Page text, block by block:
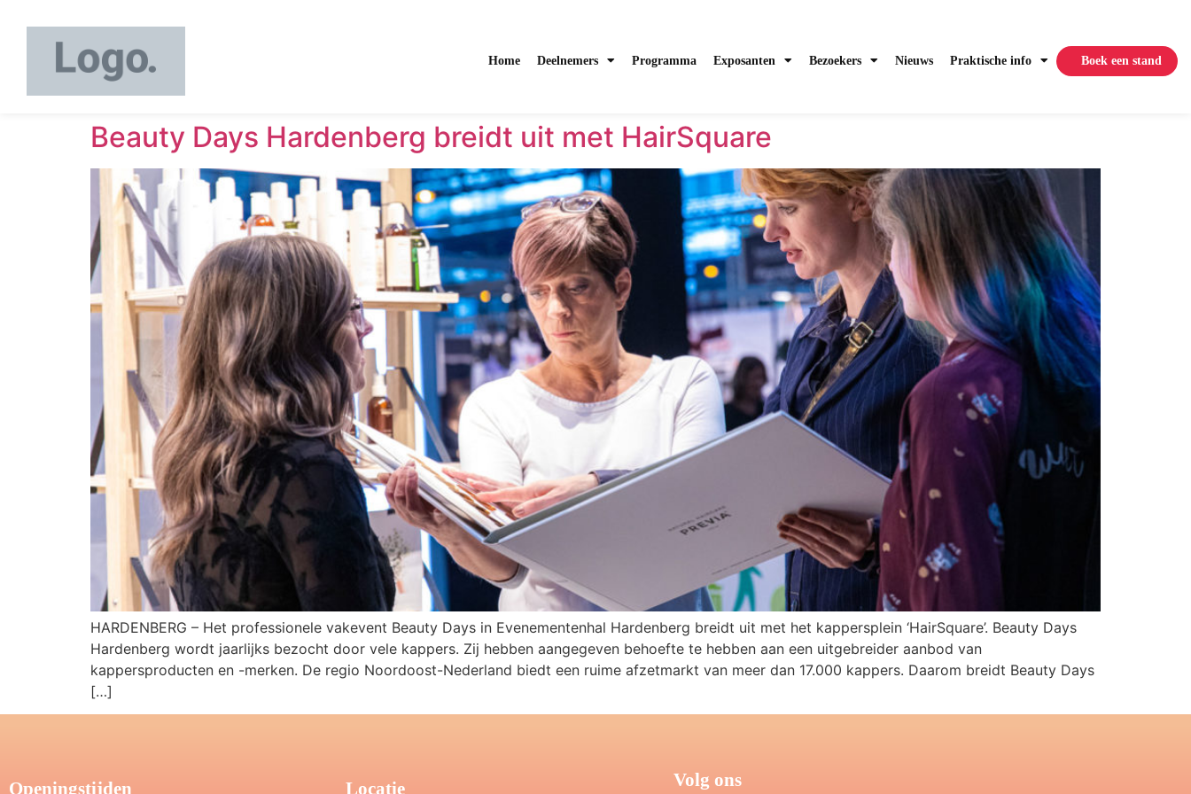
Home Deelnemers Programma Exposanten Bezoekers Nieuws Praktische info Boek een stand
Beauty Days Hardenberg breidt uit met HairSquare
HARDENBERG – Het professionele vakevent Beauty Days in Evenementenhal Hardenberg breidt uit met het kappersplein ‘HairSquare’. Beauty Days
Hardenberg wordt jaarlijks bezocht door vele kappers. Zij hebben aangegeven behoefte te hebben aan een uitgebreider aanbod van
kappersproducten en -merken. De regio Noordoost-Nederland biedt een ruime afzetmarkt van meer dan 17.000 kappers. Daarom breidt Beauty Days
[…]
Openingstijden Locatie Volg ons